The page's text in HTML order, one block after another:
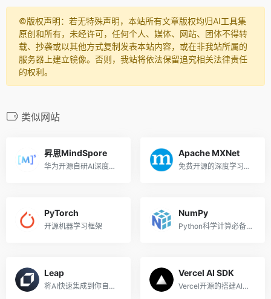
©️版权声明：若无特殊声明，本站所有文章版权均归AI工具集
原创和所有，未经许可，任何个人、媒体、网站、团体不得转
载、抄袭或以其他方式复制发表本站内容，或在非我站所属的
服务器上建立镜像。否则，我站将依法保留追究相关法律责任
的权利。
类似网站
昇思MindSpore
华为开源自研AI深度学习框架
Apache MXNet
免费开源的深度学习框架
PyTorch
开源机器学习框架
NumPy
Python科学计算必备的包
Leap
将AI快速集成到你自己的应用中
Vercel AI SDK
Vercel开源的搭建AI聊天机器人的开发套件，支持React/Svelte/Vue等框架